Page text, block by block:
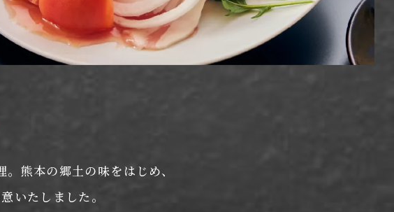
熊本の郷土の味をはじめ、
いたしました。